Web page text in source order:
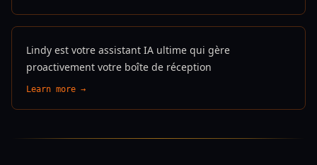
Lindy est votre assistant IA ultime qui gère
proactivement votre boîte de réception
Learn more →